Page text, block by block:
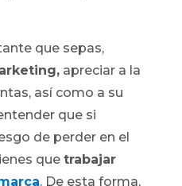
que sepas,
apreciar a la
así como a su
que si
de perder en el
que trabajar
. De esta forma,